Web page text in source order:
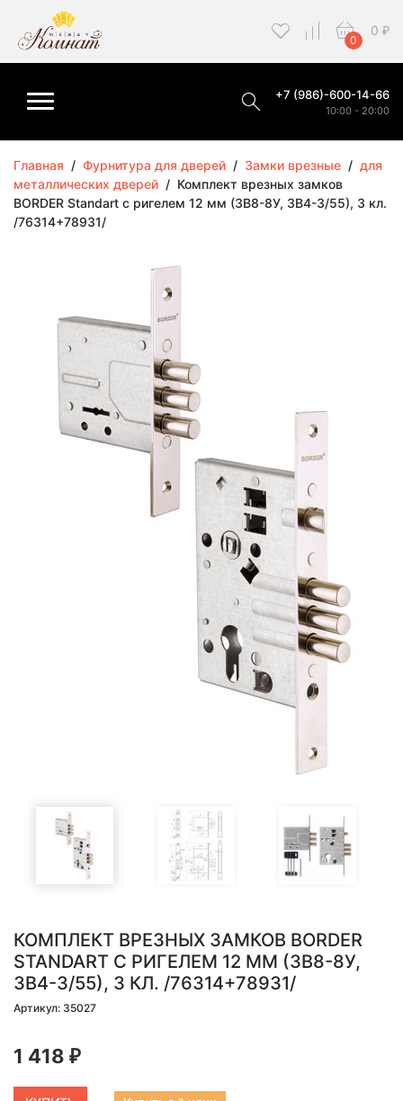
0
0 ₽
+7 (986)-600-14-66
10:00 - 20:00
Главная / Фурнитура для дверей / Замки врезные / для
металлических дверей / Комплект врезных замков
BORDER Standart с ригелем 12 мм (ЗВ8-8У, ЗВ4-3/55), 3 кл.
/76314+78931/
КОМПЛЕКТ ВРЕЗНЫХ ЗАМКОВ BORDER
STANDART С РИГЕЛЕМ 12 ММ (ЗВ8-8У,
ЗВ4-3/55), 3 КЛ. /76314+78931/
Артикул: 35027
1 418 ₽